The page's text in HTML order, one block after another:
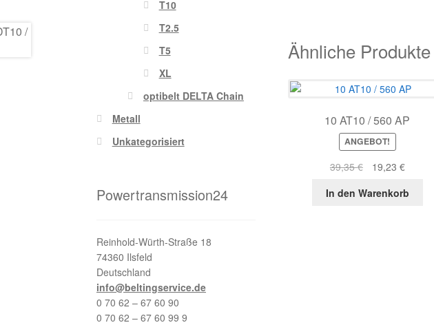
Ähnliche Produkte
10 AT10 / 560 AP
ANGEBOT!
39,35€
Ursprünglicher
war:
19,23 €
ist:
In den Warenkorb
T10
T2.5
T5
XL
optibelt DELTA Chain
Metall
Unkategorisiert
Powertransmission24
Reinhold-Würth-Straße 18
74360 Ilsfeld
Deutschland
info@beltingservice.de
0 70 62 – 67 60 90
0 70 62 – 67 60 99 9